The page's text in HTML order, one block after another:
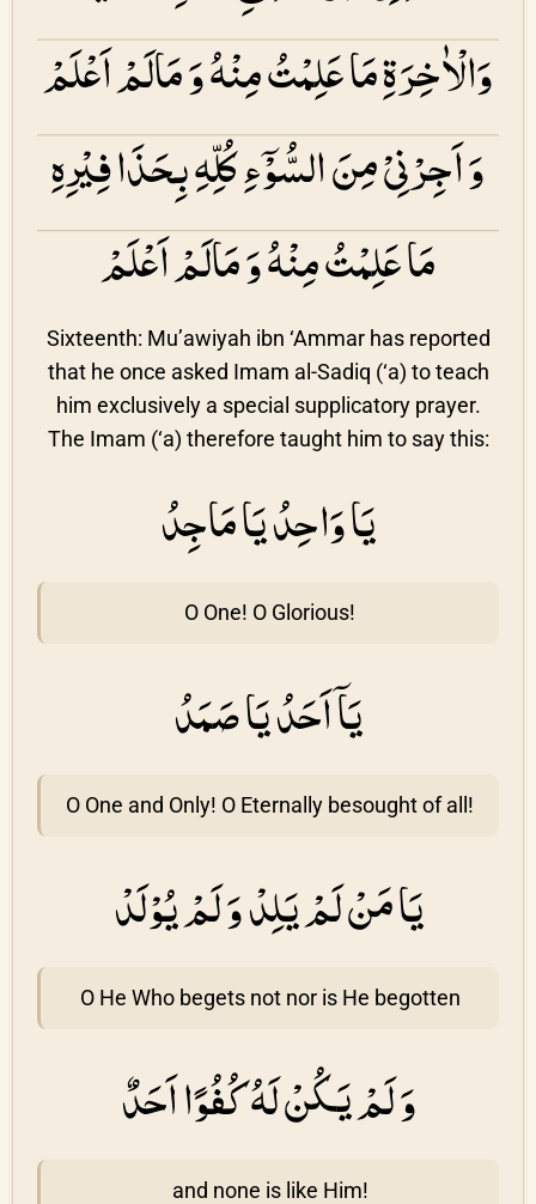
وَالْاٰخِرَةِ مَا عَلِمْتُ مِنْهُ وَ مَالَمْ اَعْلَمْ
وَ اَجِرْنِىْ مِنَ السُّوْۤءِ كُلِّهِ بِحَذَا فِيْرِهِ
مَا عَلِمْتُ مِنْهُ وَ مَالَمْ اَعْلَمْ
Sixteenth: Mu’awiyah ibn ‘Ammar has reported
that he once asked Imam al-Sadiq (‘a) to teach
him exclusively a special supplicatory prayer.
The Imam (‘a) therefore taught him to say this:
يَا وَاحِدُ يَا مَاجِدُ
O One! O Glorious!
يَاۤ اَحَدُ يَا صَمَدُ
O One and Only! O Eternally besought of all!
يَا مَنْ لَمْ يَلِدْ وَ لَمْ يُوْلَدْ
O He Who begets not nor is He begotten
وَ لَمْ يَكُنْ لَهُ كُفُوًا اَحَدٌ
and none is like Him!